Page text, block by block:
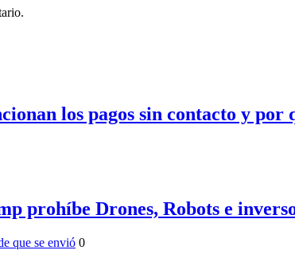
los pagos sin contacto y
prohíbe Drones, Robots e
que se envió 0